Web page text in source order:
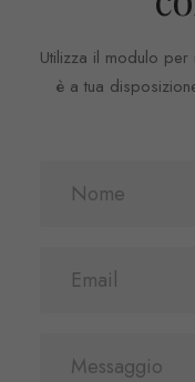
Utilizza il modulo
è a tua